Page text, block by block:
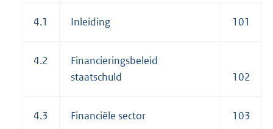
4.1 Inleiding 101
4.2
Financieringsbeleid
staatschuld
102
4.3 Financiële sector 103